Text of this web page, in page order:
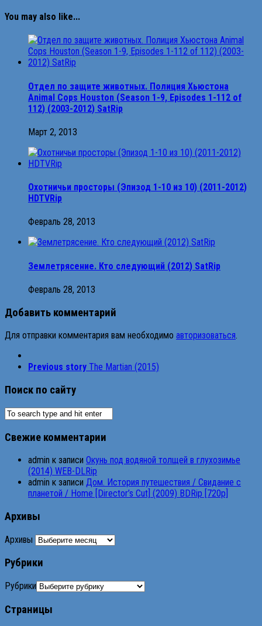
You may also like...
Отдел по защите животных. Полиция Хьюстона
Animal Cops Houston (Season 1-9, Еpisodes 1-112 of
112) (2003-2012) SatRip
Март 2, 2013
Охотничьи просторы (Эпизод 1-10 из 10) (2011-2012)
HDTVRip
Февраль 28, 2013
Землетрясение. Кто следующий (2012) SatRip
Февраль 28, 2013
Добавить комментарий
Для отправки комментария вам необходимо авторизоваться.
Previous story The Martian (2015)
Поиск по сайту
Свежие комментарии
admin к записи Окунь под водяной толщей в глухозимье
(2014) WEB-DLRip
admin к записи Дом. История путешествия / Свидание с
планетой / Home [Director’s Cut] (2009) BDRip [720p]
Архивы
Архивы
Рубрики
Рубрики
Страницы